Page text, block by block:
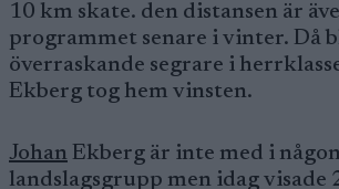
10 km skate. den distansen är
programmet senare i vinter. Då
överraskande segrare i
Ekberg tog hem vinsten.
Johan Ekberg är inte med i någon
landslagsgrupp men idag visade